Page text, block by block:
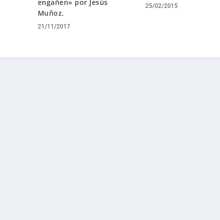
engañen» por Jesús
Muñoz.
21/11/2017
25/02/2015